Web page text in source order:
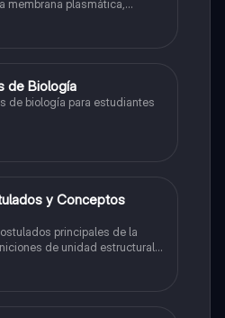
membrana plasmática,
y citoesqueleto.
de Biología
de biología para estudiantes
y Conceptos
principales de la
de unidad estructural